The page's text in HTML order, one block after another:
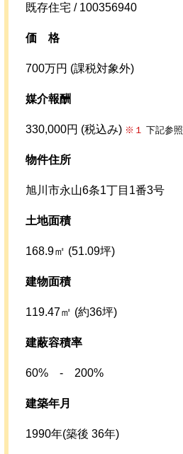
既存住宅 / 100356940
価格
700万円 (課税対象外)
媒介報酬
330,000円 (税込み) ※１ 下記参照
物件住所
旭川市永山6条1丁目1番3号
土地面積
168.9㎡ (51.09坪)
建物面積
119.47㎡ (約36坪)
建蔽容積率
60% - 200%
建築年月
1990年(築後 36年)